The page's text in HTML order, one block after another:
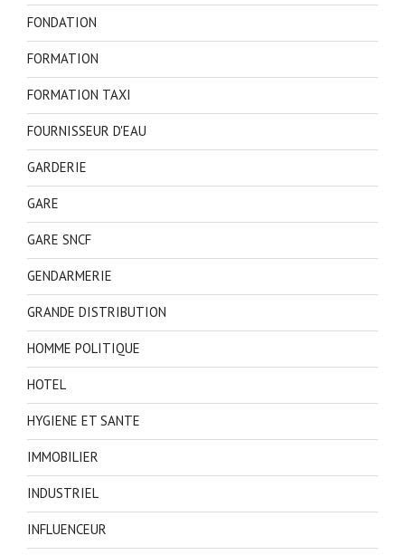
FONDATION
FORMATION
FORMATION TAXI
FOURNISSEUR D'EAU
GARDERIE
GARE
GARE SNCF
GENDARMERIE
GRANDE DISTRIBUTION
HOMME POLITIQUE
HOTEL
HYGIENE ET SANTE
IMMOBILIER
INDUSTRIEL
INFLUENCEUR